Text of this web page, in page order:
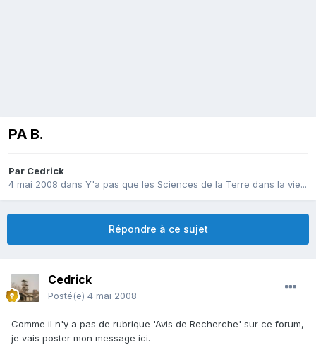
PA B.
Par Cedrick
4 mai 2008 dans Y'a pas que les Sciences de la Terre dans la vie...
Répondre à ce sujet
Cedrick
Posté(e) 4 mai 2008
Comme il n'y a pas de rubrique 'Avis de Recherche' sur ce forum,
je vais poster mon message ici.